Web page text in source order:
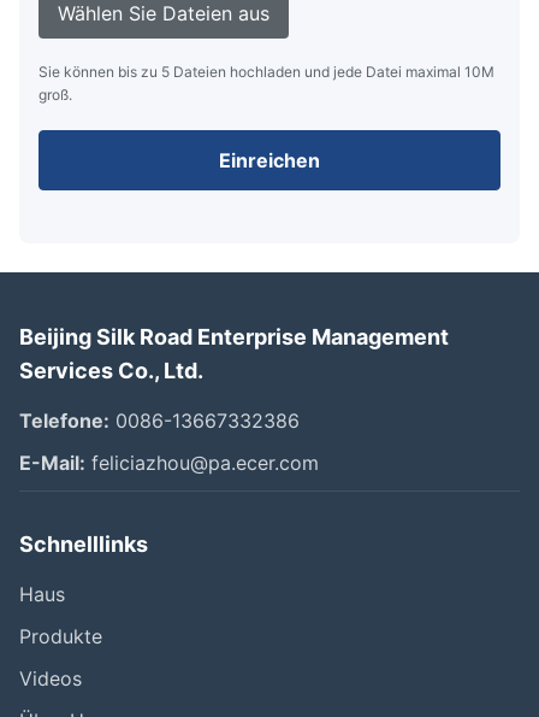
Wählen Sie Dateien aus
Sie können bis zu 5 Dateien hochladen und jede Datei maximal 10M
groß.
Einreichen
Beijing Silk Road Enterprise Management
Services Co., Ltd.
Telefone: 0086-13667332386
E-Mail: feliciazhou@pa.ecer.com
Schnelllinks
Haus
Produkte
Videos